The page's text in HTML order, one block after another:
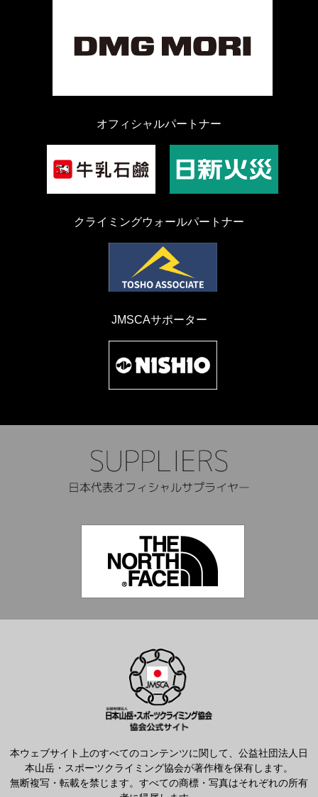
オフィシャルパートナー
クライミングウォールパートナー
JMSCAサポーター
本ウェブサイト上のすべてのコンテンツに関して、公益社団法人日
本山岳・スポーツクライミング協会が著作権を保有します。
無断複写・転載を禁じます。すべての商標・写真はそれぞれの所有